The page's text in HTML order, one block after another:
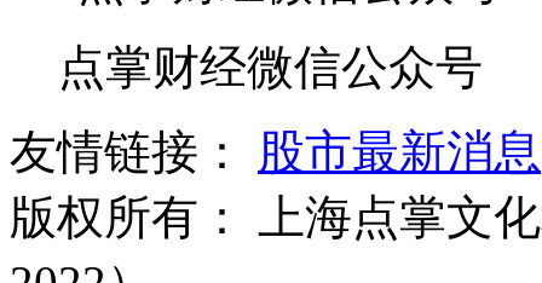
点掌财经微信公众号
友情链接：
股市最新消息
版权所有：
上海点掌文